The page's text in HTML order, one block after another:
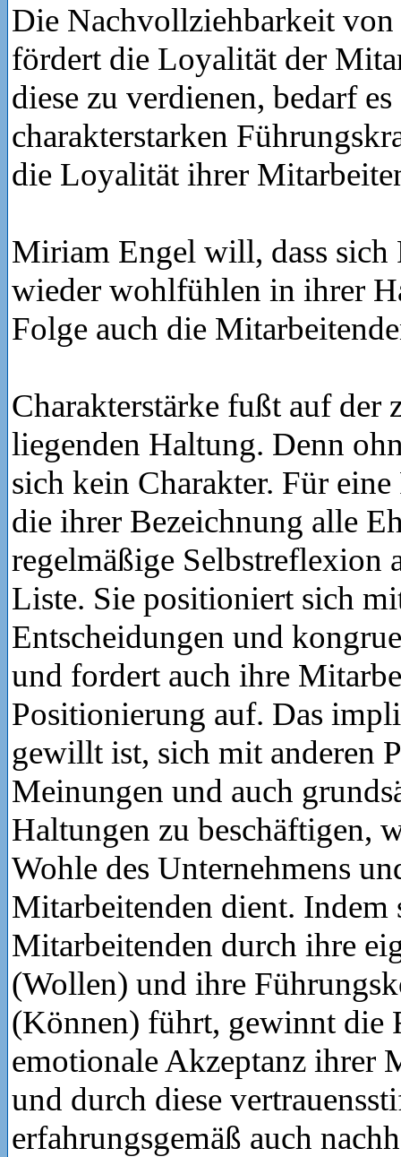
Die Nachvollziehbarkeit von
fördert die Loyalität der
diese zu verdienen, bedarf
charakterstarken
die Loyalität ihrer
Miriam Engel will, dass sich
wieder wohlfühlen in ihrer
Folge auch die
Charakterstärke fußt auf der
liegenden Haltung. Denn
sich kein Charakter. Für
die ihrer Bezeichnung alle
regelmäßige Selbstreflexion
Liste. Sie positioniert sich
Entscheidungen und
und fordert auch ihre
Positionierung auf. Das
gewillt ist, sich mit anderen
Meinungen und auch
Haltungen zu beschäftigen,
Wohle des Unternehmens
Mitarbeitenden dient. Indem
Mitarbeitenden durch ihre
(Wollen) und ihre
(Können) führt, gewinnt die
emotionale Akzeptanz ihrer
und durch diese
erfahrungsgemäß auch